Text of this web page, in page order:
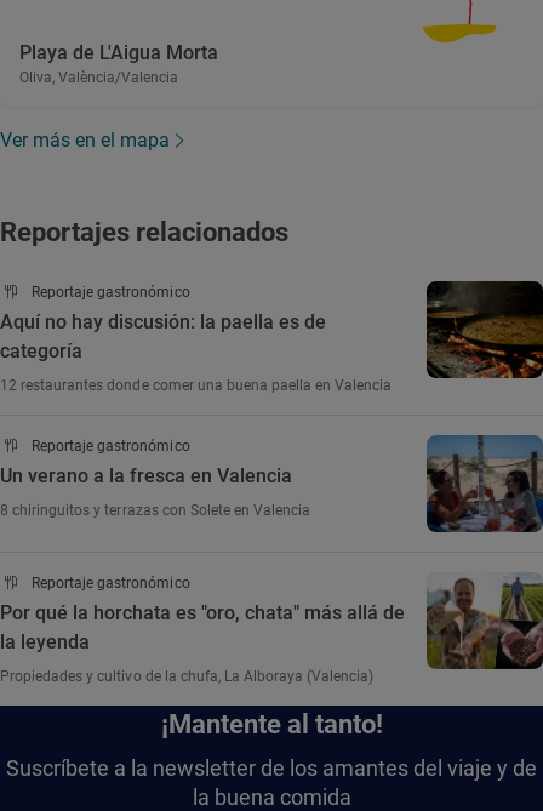
Playa de L'Aigua Morta
Oliva, València/Valencia
Ver más en el mapa
Reportajes relacionados
Reportaje gastronómico
Aquí no hay discusión: la paella es de
categoría
12 restaurantes donde comer una buena paella en Valencia
Reportaje gastronómico
Un verano a la fresca en Valencia
8 chiringuitos y terrazas con Solete en Valencia
Reportaje gastronómico
Por qué la horchata es "oro, chata" más allá de
la leyenda
Propiedades y cultivo de la chufa, La Alboraya (Valencia)
¡Mantente al tanto!
Suscríbete a la newsletter de los amantes del viaje y de
la buena comida